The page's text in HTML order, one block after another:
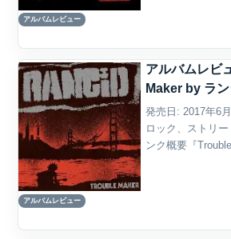
アルバムレビュー
アルバムレビュー
アルバムレビ
Maker by ラ
発売日: 2017年6
ロック、ストリ
ンク概要『